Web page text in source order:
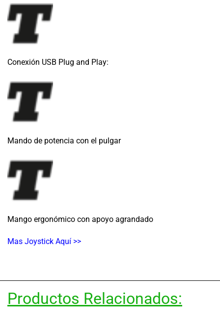
Conexión USB Plug and Play:
Mando de potencia con el pulgar
Mango ergonómico con apoyo agrandado
Mas Joystick Aquí >>
Productos Relacionados: